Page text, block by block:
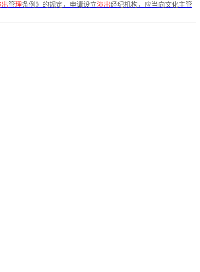
出管理条例》的规定，申请设立演出经纪机构，应当向文化主管